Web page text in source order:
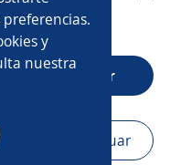
y
nuestra
a clientes
Cajero/a
la app
Abrir
Continuar